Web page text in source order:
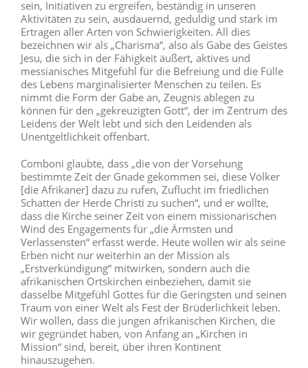
sein, Initiativen zu ergreifen, beständig in unseren
Aktivitäten zu sein, ausdauernd, geduldig und stark im
Ertragen aller Arten von Schwierigkeiten. All dies
bezeichnen wir als „Charisma“, also als Gabe des Geistes
Jesu, die sich in der Fähigkeit äußert, aktives und
messianisches Mitgefühl für die Befreiung und die Fülle
des Lebens marginalisierter Menschen zu teilen. Es
nimmt die Form der Gabe an, Zeugnis ablegen zu
können für den „gekreuzigten Gott“, der im Zentrum des
Leidens der Welt lebt und sich den Leidenden als
Unentgeltlichkeit offenbart.
Comboni glaubte, dass „die von der Vorsehung
bestimmte Zeit der Gnade gekommen sei, diese Völker
[die Afrikaner] dazu zu rufen, Zuflucht im friedlichen
Schatten der Herde Christi zu suchen“, und er wollte,
dass die Kirche seiner Zeit von einem missionarischen
Wind des Engagements für „die Ärmsten und
Verlassensten“ erfasst werde. Heute wollen wir als seine
Erben nicht nur weiterhin an der Mission als
„Erstverkündigung“ mitwirken, sondern auch die
afrikanischen Ortskirchen einbeziehen, damit sie
dasselbe Mitgefühl Gottes für die Geringsten und seinen
Traum von einer Welt als Fest der Brüderlichkeit leben.
Wir wollen, dass die jungen afrikanischen Kirchen, die
wir gegründet haben, von Anfang an „Kirchen in
Mission“ sind, bereit, über ihren Kontinent
hinauszugehen.